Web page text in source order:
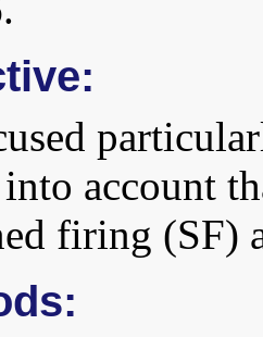
account
firing (SF)